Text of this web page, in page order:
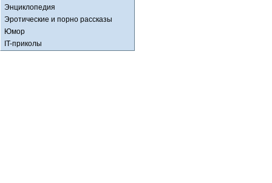
Энциклопедия
Эротические и порно рассказы
Юмор
IT-приколы